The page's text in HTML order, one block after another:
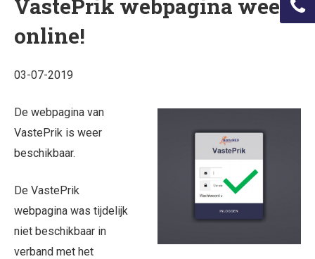
VastePrik webpagina weer
online!
03-07-2019
De webpagina van
VastePrik is weer
beschikbaar.
De VastePrik
webpagina was tijdelijk
niet beschikbaar in
verband met het